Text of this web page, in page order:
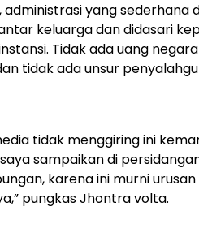
yang sederhana
keluarga dan didasari
Tidak ada uang
tidak ada unsur
tidak menggiring ini
sampaikan di
karena ini murni
pungkas Jhontra volta.